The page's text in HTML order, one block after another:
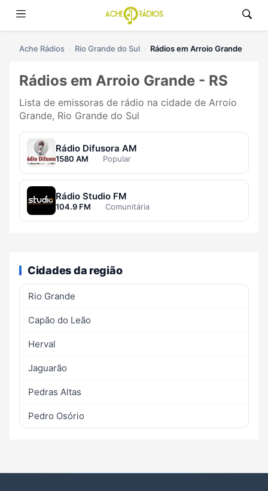
Ache Rádios Rio Grande do Sul Rádios em Arroio Grande
Rádios em Arroio Grande - RS
Lista de emissoras de rádio na cidade de Arroio
Grande, Rio Grande do Sul
Rádio Difusora AM
1580 AM · Popular
Rádio Studio FM
104.9 FM · Comunitária
Cidades da região
Rio Grande
Capão do Leão
Herval
Jaguarão
Pedras Altas
Pedro Osório